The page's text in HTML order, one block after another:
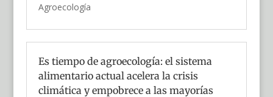
Agroecología
Es tiempo de agroecología: el sistema
alimentario actual acelera la crisis
climática y empobrece a las mayorías